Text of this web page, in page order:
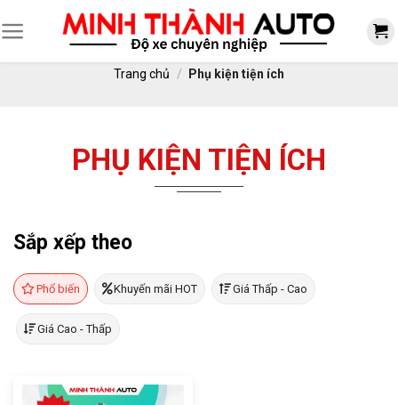
to
Trang chủ / Phụ kiện tiện ích
PHỤ KIỆN TIỆN ÍCH
Sắp xếp theo
Phổ biến Khuyến mãi HOT Giá Thấp - Cao
Giá Cao - Thấp